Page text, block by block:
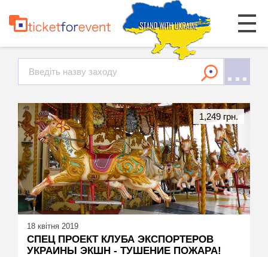
18 квітня 2019
СПЕЦ ПРОЕКТ КЛУБА ЭКСПОРТЕРОВ
УКРАИНЫ ЭКШН - ТУШЕНИЕ ПОЖАРА!
1,249 грн.